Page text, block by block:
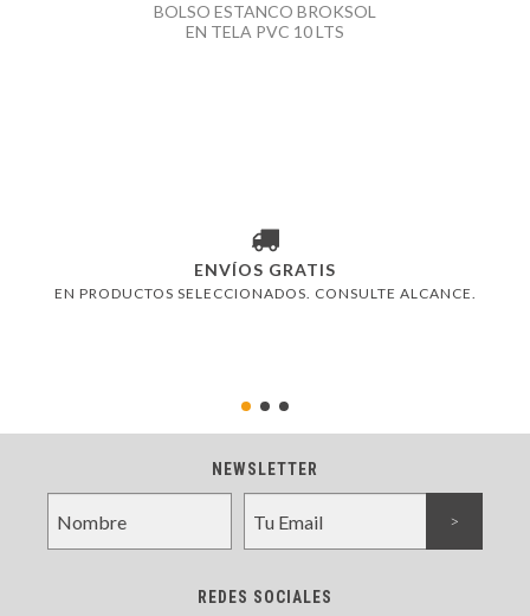
BOLSO ESTANCO BROKSOL
EN TELA PVC 10 LTS
ENVÍOS GRATIS
EN PRODUCTOS SELECCIONADOS. CONSULTE ALCANCE.
NEWSLETTER
REDES SOCIALES